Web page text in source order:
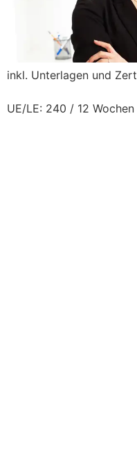
inkl. Unterlagen und
UE/LE: 240 / 12